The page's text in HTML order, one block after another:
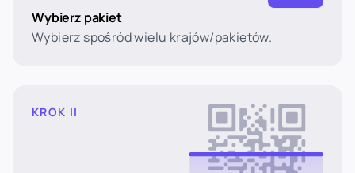
Wybierz pakiet
Wybierz spośród wielu krajów/pakietów.
KROK II